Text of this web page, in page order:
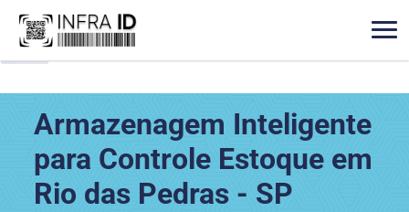
Armazenagem Inteligente
para Controle Estoque em
Rio das Pedras - SP